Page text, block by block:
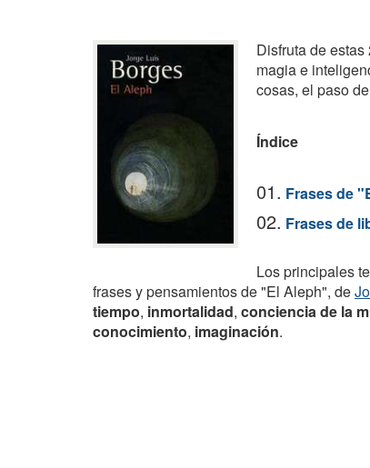
Disfruta de estas
magia e
cosas, el paso
Índice
01. Frases de
02. Frases de
Los principales
frases y pensamientos de "El Aleph", de
tiempo, inmortalidad, conciencia de la
conocimiento, imaginación.